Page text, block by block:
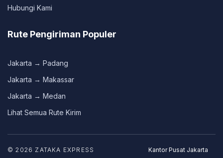
Hubungi Kami
Rute Pengiriman Populer
Jakarta → Padang
Jakarta → Makassar
Jakarta → Medan
Lihat Semua Rute Kirim
© 2026 ZATAKA EXPRESS
Kantor Pusat Jakarta